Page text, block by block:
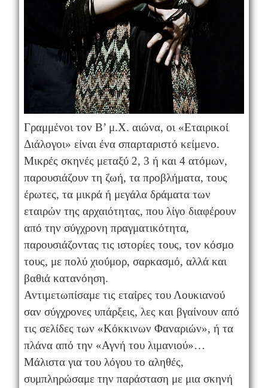
Γραμμένοι τον Β’ μ.Χ. αιώνα, οι «Εταιρικοί
Διάλογοι» είναι ένα σπαρταριστό κείμενο.
Μικρές σκηνές μεταξύ 2, 3 ή και 4 ατόμων,
παρουσιάζουν τη ζωή, τα προβλήματα, τους
έρωτες, τα μικρά ή μεγάλα δράματα των
εταιρών της αρχαιότητας, που λίγο διαφέρουν
από την σύγχρονη πραγματικότητα,
παρουσιάζοντας τις ιστορίες τους, τον κόσμο
τους, με πολύ χιούμορ, σαρκασμό, αλλά και
βαθιά κατανόηση.
Αντιμετωπίσαμε τις εταίρες του Λουκιανού
σαν σύγχρονες υπάρξεις, λες και βγαίνουν από
τις σελίδες των «Κόκκινων Φαναριών», ή τα
πλάνα από την «Αγνή του λιμανιού»…
Μάλιστα για του λόγου το αληθές,
συμπληρώσαμε την παράσταση με μια σκηνή